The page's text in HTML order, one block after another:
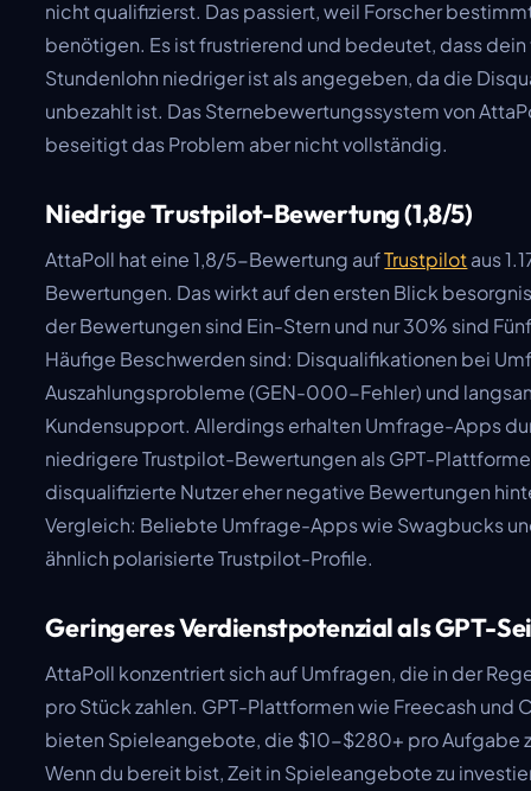
nicht qualifizierst. Das passiert, weil Forscher
benötigen. Es ist frustrierend und bedeutet, dass
Stundenlohn niedriger ist als angegeben, da die
unbezahlt ist. Das Sternebewertungssystem von
beseitigt das Problem aber nicht vollständig.
Niedrige Trustpilot-Bewertung (1,8/5)
AttaPoll hat eine 1,8/5-Bewertung aufTrustpilotaus
Bewertungen. Das wirkt auf den ersten Blick
der Bewertungen sind Ein-Stern und nur 30% sind
Häufige Beschwerden sind: Disqualifikationen bei
Auszahlungsprobleme (GEN-000-Fehler) und
Kundensupport. Allerdings erhalten Umfrage-Apps
niedrigere Trustpilot-Bewertungen als GPT-
disqualifizierte Nutzer eher negative Bewertungen
Vergleich: Beliebte Umfrage-Apps wie Swagbucks
ähnlich polarisierte Trustpilot-Profile.
Geringeres Verdienstpotenzial als GPT-
AttaPoll konzentriert sich auf Umfragen, die in der
pro Stück zahlen. GPT-Plattformen wie Freecash und
bieten Spieleangebote, die $10-$280+ pro Aufgabe
Wenn du bereit bist, Zeit in Spieleangebote zu